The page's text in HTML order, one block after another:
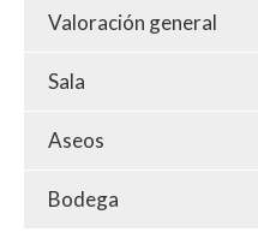
Valoración general
Sala
Aseos
Bodega